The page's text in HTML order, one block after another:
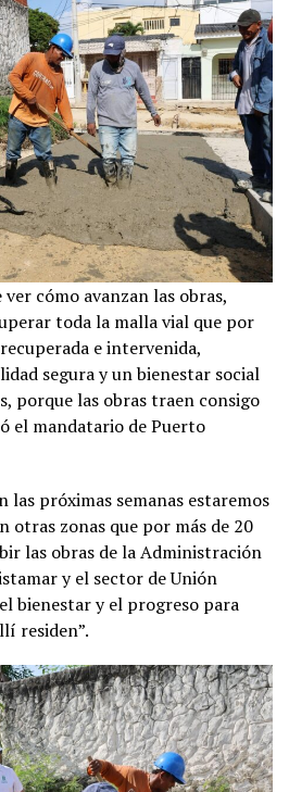
cómo avanzan las obras,
toda la malla vial que por
e intervenida,
segura y un bienestar social
porque las obras traen consigo
el mandatario de Puerto
las próximas semanas estaremos
otras zonas que por más de 20
las obras de la Administración
y el sector de Unión
bienestar y el progreso para
residen”.